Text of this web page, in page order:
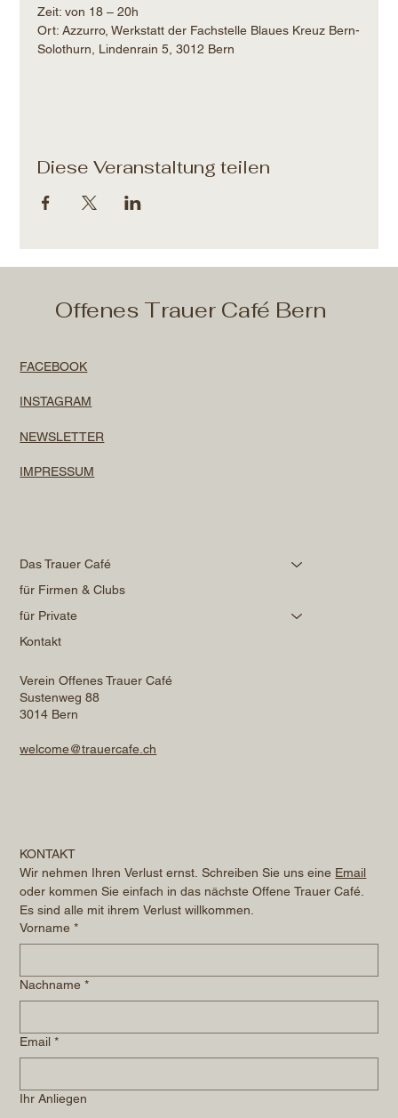
Zeit: von 18 – 20h​
Ort: Azzurro, Werkstatt der Fachstelle Blaues Kreuz Bern-
Solothurn, Lindenrain 5, 3012 Bern
Diese Veranstaltung teilen
Offenes Trauer Café Bern
FACEBOOK
INSTAGRAM
NEWSLETTER
IMPRESSUM
Das Trauer Café
für Firmen & Clubs
für Private
Kontakt
Verein Offenes Trauer Café
Sustenweg 88
3014 Bern
welcome@trauercafe.ch
KONTAKT
Wir nehmen Ihren Verlust ernst. Schreiben Sie uns eine Email
oder kommen Sie einfach in das nächste Offene Trauer Café.
Es sind alle mit ihrem Verlust willkommen.
Vorname *
Nachname *
Email *
Ihr Anliegen